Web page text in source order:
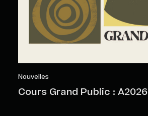
Nouvelles
Cours Grand Public : A2026